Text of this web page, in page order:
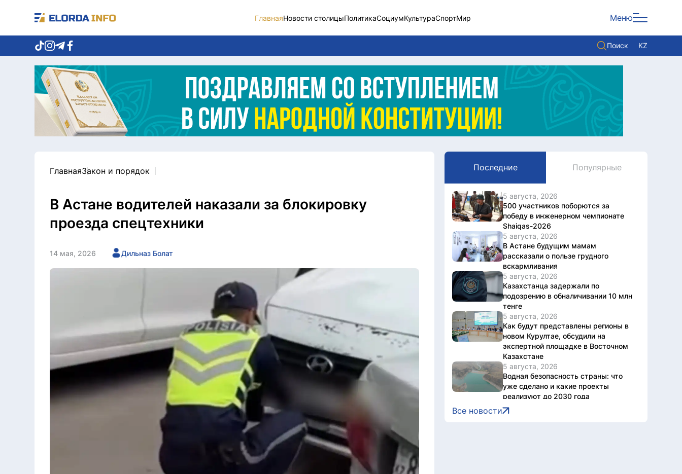
ГлавнаяНовости столицыПолитикаСоциумКультураСпортМир Меню
Поиск KZ
Новости столицы
Политика
Социум
Экономика
Спорт
Культура
Служба Комплаенс
Этический кодекс
Служу стране
ГлавнаяЗакон и порядок
В Астане водителей наказали за блокировку
проезда спецтехники
14 мая, 2026 Дильназ Болат
Последние Популярные
5 августа, 2026
500 участников поборются за
победу в инженерном чемпионате
Shaiqas-2026
5 августа, 2026
В Астане будущим мамам
рассказали о пользе грудного
вскармливания
5 августа, 2026
Казахстанца задержали по
подозрению в обналичивании 10 млн
тенге
5 августа, 2026
Как будут представлены регионы в
новом Курултае, обсудили на
экспертной площадке в Восточном
Казахстане
5 августа, 2026
Водная безопасность страны: что
уже сделано и какие проекты
реализуют до 2030 года
5 августа, 2026
Национальный архив Казахстана
Все новости